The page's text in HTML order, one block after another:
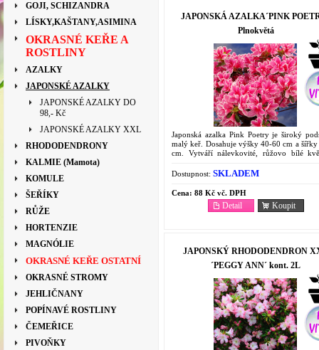
GOJI, SCHIZANDRA
LÍSKY,KAŠTANY,ASIMINA
OKRASNÉ KEŘE A
ROSTLINY
AZALKY
JAPONSKÉ AZALKY
JAPONSKÉ AZALKY DO
98,- Kč
JAPONSKÉ AZALKY XXL
RHODODENDRONY
KALMIE (Mamota)
KOMULE
ŠEŘÍKY
RŮŽE
HORTENZIE
MAGNÓLIE
OKRASNÉ KEŘE OSTATNÍ
OKRASNÉ STROMY
JEHLIČNANY
POPÍNAVÉ ROSTLINY
ČEMEŘICE
PIVOŇKY
JAPONSKÁ AZALKA´PINK
Plnokvětá
Japonská azalka Pink Poetry je široký
malý keř. Dosahuje výšky 40-60 cm a
cm. Vytváří nálevkovité, růžovo bílé
cm. Listy jsou...
Dostupnost: SKLADEM
Cena: 88 Kč vč. DPH
Koupit
Detail
JAPONSKÝ RHODODENDRON
´PEGGY ANN´ kont. 2L